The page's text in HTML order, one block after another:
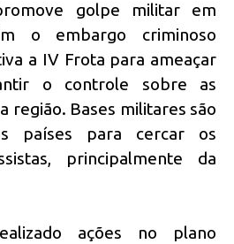
golpe militar em
o embargo criminoso
a IV Frota para ameaçar
o controle sobre as
região. Bases militares são
países para cercar os
principalmente da
ações no plano